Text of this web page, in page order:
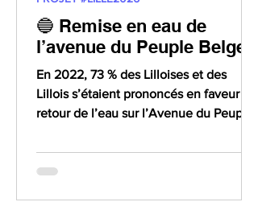
🔵 Remise en eau de
l’avenue du Peuple Belge
En 2022, 73 % des Lilloises et des
Lillois s’étaient prononcés en faveur du
retour de l’eau sur l’Avenue du Peuple
minoritaire du parc sec qui a été retenu.
C’est un déni de démocratie : le choix